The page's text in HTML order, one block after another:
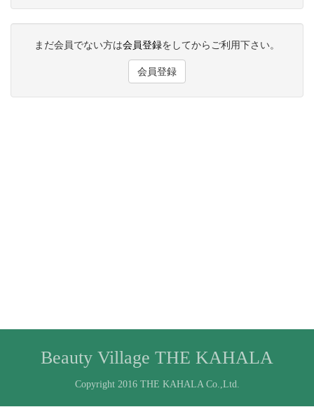
まだ会員でない方は会員登録をしてからご利用下さい。
会員登録
Beauty Village THE KAHALA
Copyright 2016 THE KAHALA Co.,Ltd.